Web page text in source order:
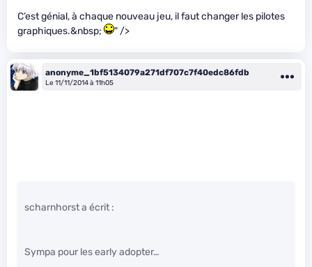
C’est génial, à chaque nouveau jeu, il faut changer les pilotes
graphiques.&nbsp;
" />
anonyme_1bf5134079a271df707c7f40edc86fdb
Le 11/11/2014 à 11h05
scharnhorst a écrit :
Sympa pour les early adopter…